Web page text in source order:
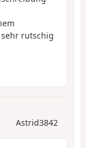
rutschig
Astrid3842